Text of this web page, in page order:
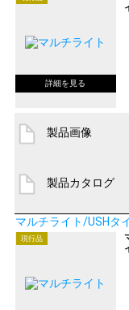
製品画像
製品カタログ
マルチライト/USHタ
現行品